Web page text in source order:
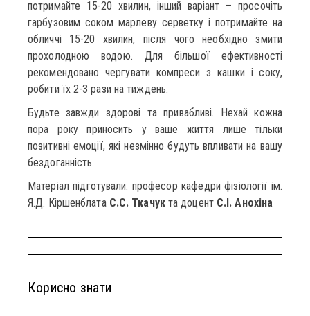
потримайте 15-20 хвилин, інший варіант – просочіть
гарбузовим соком марлеву серветку і потримайте на
обличчі 15-20 хвилин, після чого необхідно змити
прохолодною водою. Для більшої ефективності
рекомендовано чергувати компреси з кашки і соку,
робити їх 2-3 рази на тиждень.
Будьте завжди здорові та привабливі. Нехай кожна
пора року приносить у ваше життя лише тільки
позитивні емоції, які незмінно будуть впливати на вашу
бездоганність.
Матеріал підготували: професор кафедри фізіології ім.
Я.Д. Кіршенблата С.С. Ткачукта доцент С.І. Анохіна
Корисно знати